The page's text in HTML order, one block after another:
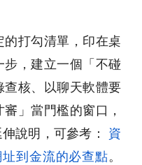
打勾清單，印在桌
，建立一個「不碰
核、以聊天軟體要
」當門檻的窗口，
說明，可參考：
資
到金流的必查點。